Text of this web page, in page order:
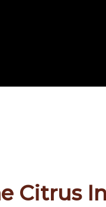
Citrus